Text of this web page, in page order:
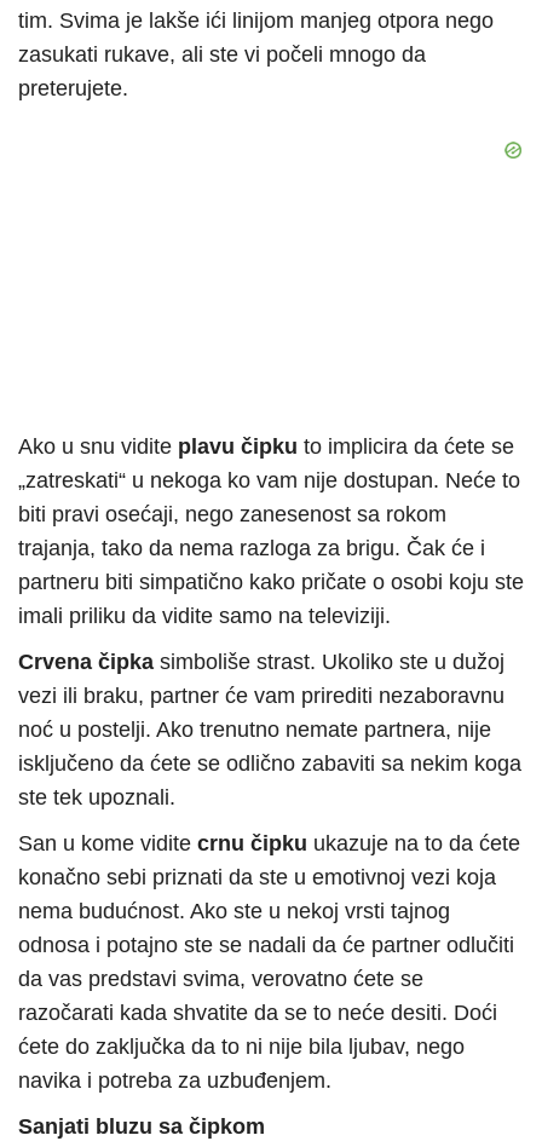
tim. Svima je lakše ići linijom manjeg otpora nego
zasukati rukave, ali ste vi počeli mnogo da
preterujete.
Ako u snu vidite plavu čipku to implicira da ćete se
„zatreskati“ u nekoga ko vam nije dostupan. Neće to
biti pravi osećaji, nego zanesenost sa rokom
trajanja, tako da nema razloga za brigu. Čak će i
partneru biti simpatično kako pričate o osobi koju ste
imali priliku da vidite samo na televiziji.
Crvena čipka simboliše strast. Ukoliko ste u dužoj
vezi ili braku, partner će vam prirediti nezaboravnu
noć u postelji. Ako trenutno nemate partnera, nije
isključeno da ćete se odlično zabaviti sa nekim koga
ste tek upoznali.
San u kome vidite crnu čipku ukazuje na to da ćete
konačno sebi priznati da ste u emotivnoj vezi koja
nema budućnost. Ako ste u nekoj vrsti tajnog
odnosa i potajno ste se nadali da će partner odlučiti
da vas predstavi svima, verovatno ćete se
razočarati kada shvatite da se to neće desiti. Doći
ćete do zaključka da to ni nije bila ljubav, nego
navika i potreba za uzbuđenjem.
Sanjati bluzu sa čipkom